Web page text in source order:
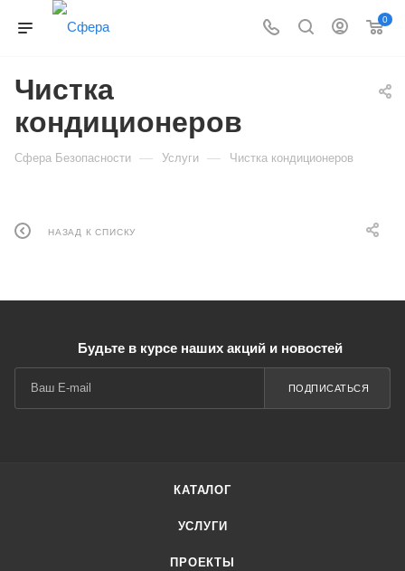
0
Чистка
кондиционеров
Сфера Безопасности — Услуги — Чистка кондиционеров
НАЗАД К СПИСКУ
Будьте в курсе наших акций и новостей
ПОДПИСАТЬСЯ
КАТАЛОГ
УСЛУГИ
ПРОЕКТЫ